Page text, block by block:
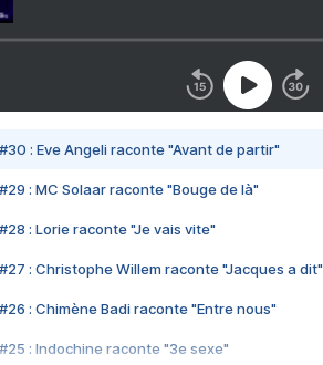
#30 : Eve Angeli raconte "Avant de partir"
#29 : MC Solaar raconte "Bouge de là"
#28 : Lorie raconte "Je vais vite"
#27 : Christophe Willem raconte "Jacques a dit"
#26 : Chimène Badi raconte "Entre nous"
#25 : Indochine raconte "3e sexe"